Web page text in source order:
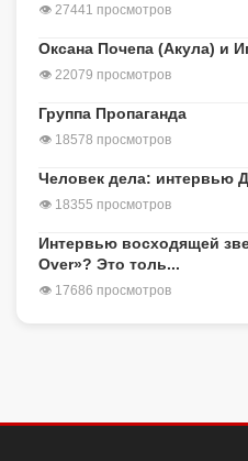
👁 27441 просмотров
Оксана Почепа (Акула) и
👁 22079 просмотров
Группа Пропаганда
👁 18578 просмотров
Человек дела: интервью
👁 18355 просмотров
Интервью восходящей
Over»? Это толь...
👁 17686 просмотров